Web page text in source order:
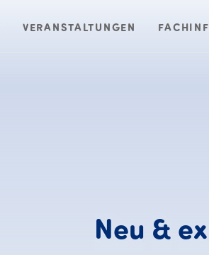
VERANSTALTUNGEN
Neu &